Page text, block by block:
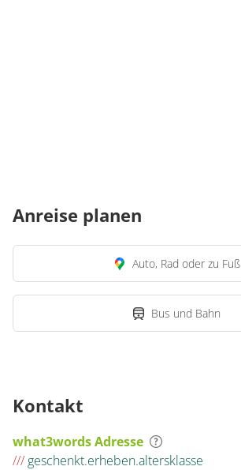
Anreise planen
Auto, Rad oder zu Fuß
Bus und Bahn
Kontakt
what3words Adresse
/// geschenkt.erheben.altersklasse